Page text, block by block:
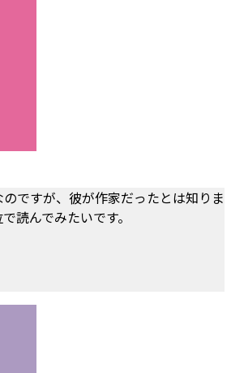
ですが、彼が作家だったとは知りま
読んでみたいです。